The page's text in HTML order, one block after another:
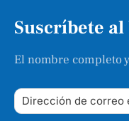
Suscríbete
El nombre completo